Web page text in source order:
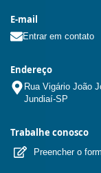
E-mail
Entrar em contato
Endereço
Rua Vigário João
Jundiaí-SP
Trabalhe conosco
Preencher o